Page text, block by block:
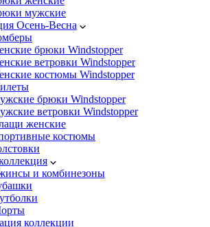
мужские
Осень-Весна
брюки Windstopper
ветровки Windstopper
костюмы Windstopper
брюки Windstopper
ветровки Windstopper
женские
костюмы
и комбинезоны
коллекции